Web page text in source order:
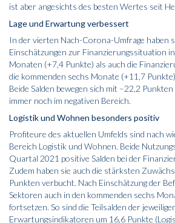
ist aber angesichts des besten Wertes seit
Lage und Erwartung verbessert
In der vierten Nach-Corona-Umfrage haben
Einschätzungen zur Finanzierungssituation
Monaten (+7,4 Punkte) als auch die
die kommenden sechs Monate (+11,7
Beide Salden bewegen sich mit –22,2
immer noch im negativen Bereich.
Logistik und Wohnen besonders positiv
Profiteure des aktuellen Umfelds sind nach
Bereich Logistik und Wohnen. Beide
Quartal 2021 positive Salden bei der
Zudem haben sie auch die stärksten
Punkten verbucht. Nach Einschätzung der
Sektoren auch in den kommenden sechs
fortsetzen. So sind die Teilsalden der
Erwartungsindikatoren um 16,6 Punkte